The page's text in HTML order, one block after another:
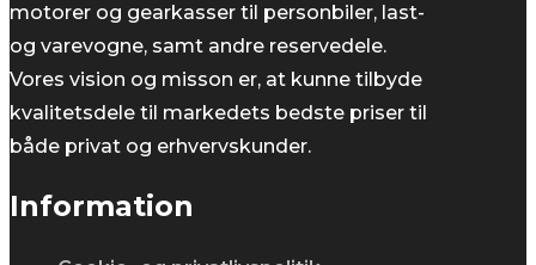
motorer og gearkasser til personbiler, last-
og varevogne, samt andre reservedele.
Vores vision og misson er, at kunne tilbyde
kvalitetsdele til markedets bedste priser til
både privat og erhvervskunder.
Information